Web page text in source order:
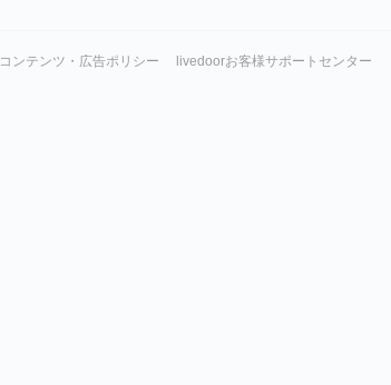
コンテンツ・広告ポリシー livedoorお客様サポートセンター